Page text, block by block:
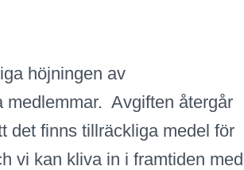
höjningen av
medlemmar. Avgiften återgår
det finns tillräckliga medel för
vi kan kliva in i framtiden med